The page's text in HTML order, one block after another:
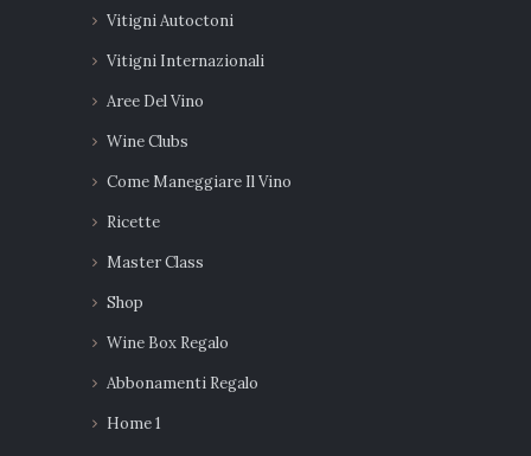
Vitigni Autoctoni
Vitigni Internazionali
Aree Del Vino
Wine Clubs
Come Maneggiare Il Vino
Ricette
Master Class
Shop
Wine Box Regalo
Abbonamenti Regalo
Home 1